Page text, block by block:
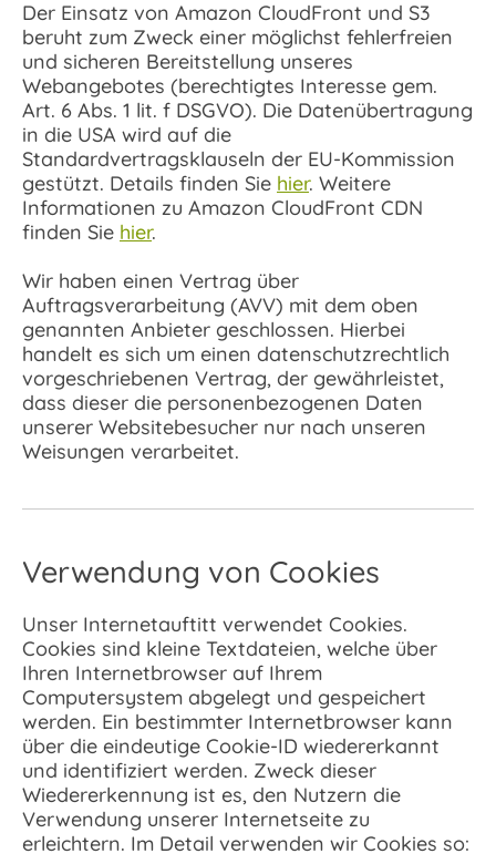
Der Einsatz von Amazon CloudFront und S3
beruht zum Zweck einer möglichst fehlerfreien
und sicheren Bereitstellung unseres
Webangebotes (berechtigtes Interesse gem.
Art. 6 Abs. 1 lit. f DSGVO). Die Datenübertragung
in die USA wird auf die
Standardvertragsklauseln der EU-Kommission
gestützt. Details finden Sie hier. Weitere
Informationen zu Amazon CloudFront CDN
finden Sie hier.
Wir haben einen Vertrag über
Auftragsverarbeitung (AVV) mit dem oben
genannten Anbieter geschlossen. Hierbei
handelt es sich um einen datenschutzrechtlich
vorgeschriebenen Vertrag, der gewährleistet,
dass dieser die personenbezogenen Daten
unserer Websitebesucher nur nach unseren
Weisungen verarbeitet.
Verwendung von Cookies
Unser Internetauftitt verwendet Cookies.
Cookies sind kleine Textdateien, welche über
Ihren Internetbrowser auf Ihrem
Computersystem abgelegt und gespeichert
werden. Ein bestimmter Internetbrowser kann
über die eindeutige Cookie-ID wiedererkannt
und identifiziert werden. Zweck dieser
Wiedererkennung ist es, den Nutzern die
Verwendung unserer Internetseite zu
erleichtern. Im Detail verwenden wir Cookies so: